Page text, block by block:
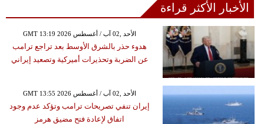
الأخبار الأكثر قراءة
GMT 13:19 2026 الأحد ,02 آب / أغسطس
هدوء حذر بالشرق الأوسط بعد تراجع ترامب
عن الضربة وتحذيرات أميركية وتصعيد إيراني
GMT 13:55 2026 الأحد ,02 آب / أغسطس
إيران تنفي تصريحات ترامب وتؤكد عدم وجود
اتفاق لإعادة فتح مضيق هرمز